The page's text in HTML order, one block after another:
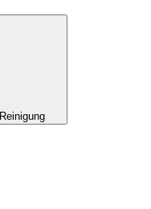
Reinigung